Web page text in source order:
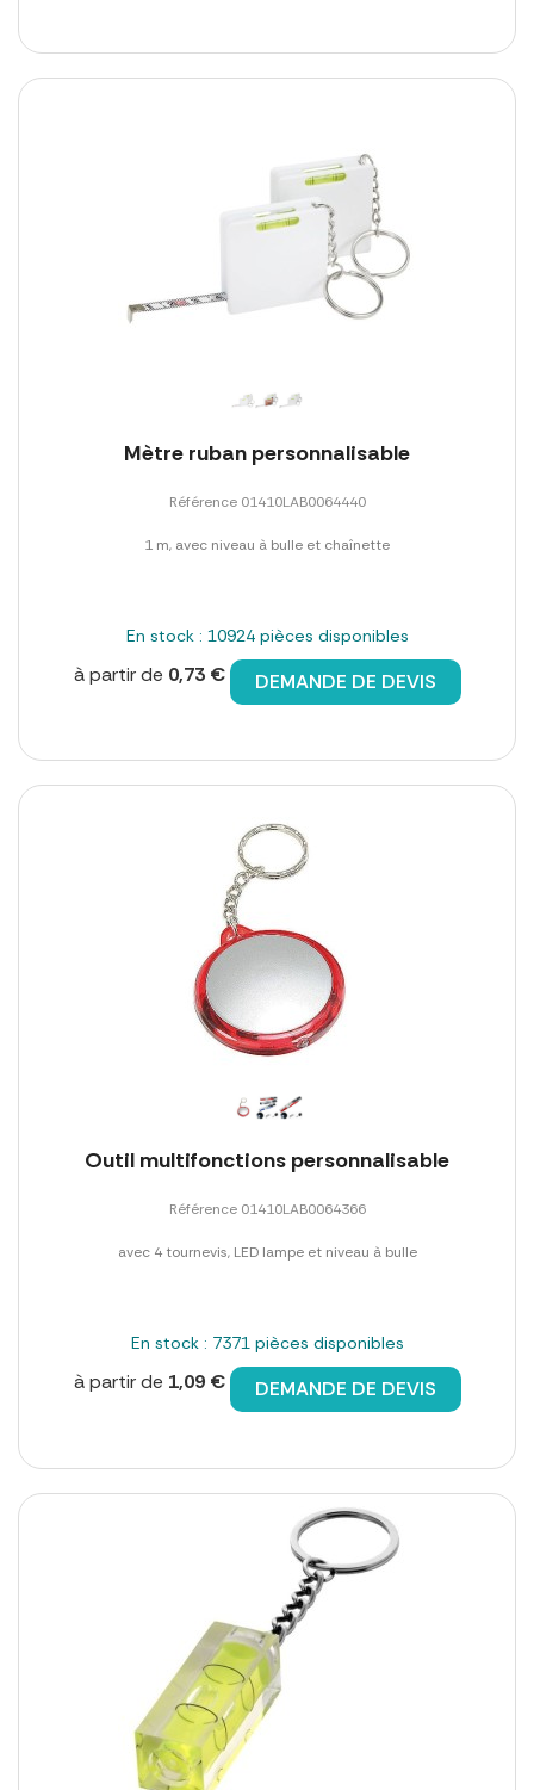
Mètre ruban personnalisable
Référence 01410LAB0064440
1 m, avec niveau à bulle et chaînette
En stock : 10924 pièces disponibles
à partir de 0,73 € DEMANDE DE DEVIS
Outil multifonctions personnalisable
Référence 01410LAB0064366
avec 4 tournevis, LED lampe et niveau à bulle
En stock : 7371 pièces disponibles
à partir de 1,09 € DEMANDE DE DEVIS